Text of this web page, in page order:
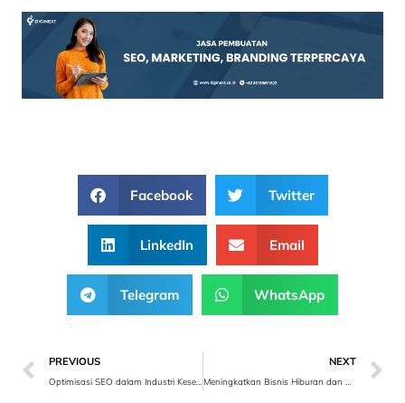
Facebook Twitter
LinkedIn Email
Telegram WhatsApp
PREVIOUS NEXT